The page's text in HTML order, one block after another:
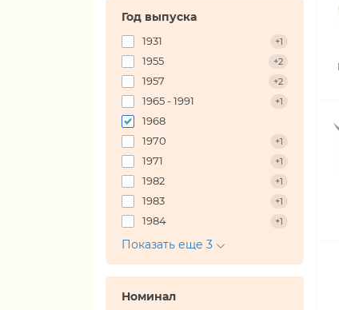
Год выпуска
1931 +1
1955 +2
1957 +2
1965 - 1991 +1
1968
1970
+1
1971 +1
1982 +1
1983 +1
1984 +1
Показать еще 3
Номинал